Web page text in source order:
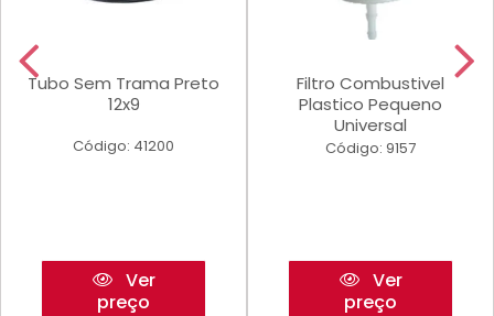
Tubo Sem Trama Preto
12x9
Código: 41200
Ver
preço
Filtro Combustivel
Plastico Pequeno
Universal
Código: 9157
Ver
preço